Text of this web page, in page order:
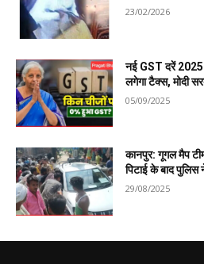
23/02/2026
नई GST दरें 2025:
लगेगा टैक्स, मोदी
05/09/2025
कानपुर: गूगल मैप
पिटाई के बाद पुलिस
29/08/2025